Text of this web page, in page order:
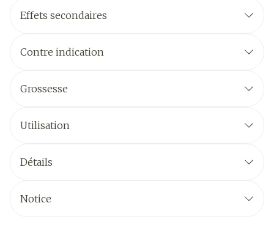
Effets secondaires
Contre indication
Grossesse
Utilisation
Détails
Notice